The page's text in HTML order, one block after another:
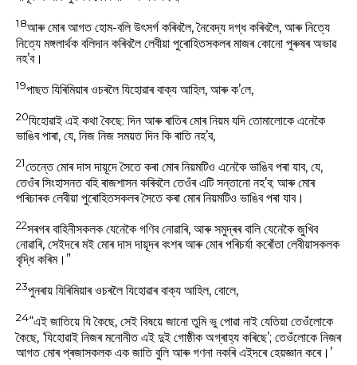
18আৰু মোৰ আগত হোম-বলি উৎসৰ্গ কৰিবলৈ, নৈবেদ্য দগ্ধ কৰিবলৈ, আৰু নিত্যে
নিত্যে মঙ্গলাৰ্থক বলিদান কৰিবলৈ লেবীয়া পুৰোহিতসকলৰ মাজৰ কোনো পুৰুষৰ অভাৱ
নহ’ব।
19পাছত যিৰিমিয়াৰ ওচৰলৈ যিহোৱাৰ বাক্য আহিল, আৰু ক’লে,
20যিহোৱাই এই কথা কৈছে: দিন আৰু ৰাতিৰ মোৰ নিয়ম যদি তোমালোকে এনেকৈ
ভাঙিব পাৰা, যে, নিজ নিজ সময়ত দিন কি ৰাতি নহ’ব,
21তেন্তে মোৰ দাস দায়ূদে সৈতে কৰা মোৰ নিয়মটিও এনেকৈ ভাঙিব পৰা যাব, যে,
তেওঁৰ সিংহাসনত বহি ৰাজশাসন কৰিবলৈ তেওঁৰ এটি সন্তানো নহ’ব; আৰু মোৰ
পৰিচাৰক লেবীয়া পুৰোহিতসকলৰ সৈতে কৰা মোৰ নিয়মটিও ভাঙিব পৰা যাব।
22সৰগৰ বাহিনীসকলক যেনেকৈ গণিব নোৱাৰি, আৰু সমুদ্ৰৰ বালি যেনেকৈ জুখিব
নোৱাৰি, সেইদৰে মই মোৰ দাস দায়ূদৰ বংশৰ আৰু মোৰ পৰিচৰ্যা কৰোঁতা লেবীয়াসকলক
বৃদ্ধি কৰিম।”
23পুনৰায় যিৰিমিয়াৰ ওচৰলৈ যিহোৱাৰ বাক্য আহিল, বোলে,
24“এই জাতিয়ে যি কৈছে, সেই বিষয়ে জানো তুমি ভু পোৱা নাই যেতিয়া তেওঁলোকে
কৈছে, ‘যিহোৱাই নিজৰ মনোনীত এই দুই গোষ্ঠীক অগ্ৰাহ্য কৰিছে’; তেওঁলোকে নিজৰ
আগত মোৰ প্ৰজাসকলক এক জাতি বুলি আৰু গণনা নকৰি এইদৰে হেয়জ্ঞান কৰে।’